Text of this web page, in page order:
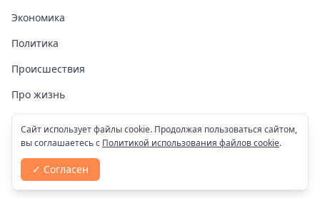
Экономика
Политика
Происшествия
Про жизнь
Здоровье
COVID-19
Спорт
Сайт использует файлы cookie. Продолжая пользоваться сайтом,
вы соглашаетесь с Политикой использования файлов cookie.
✓ Согласен